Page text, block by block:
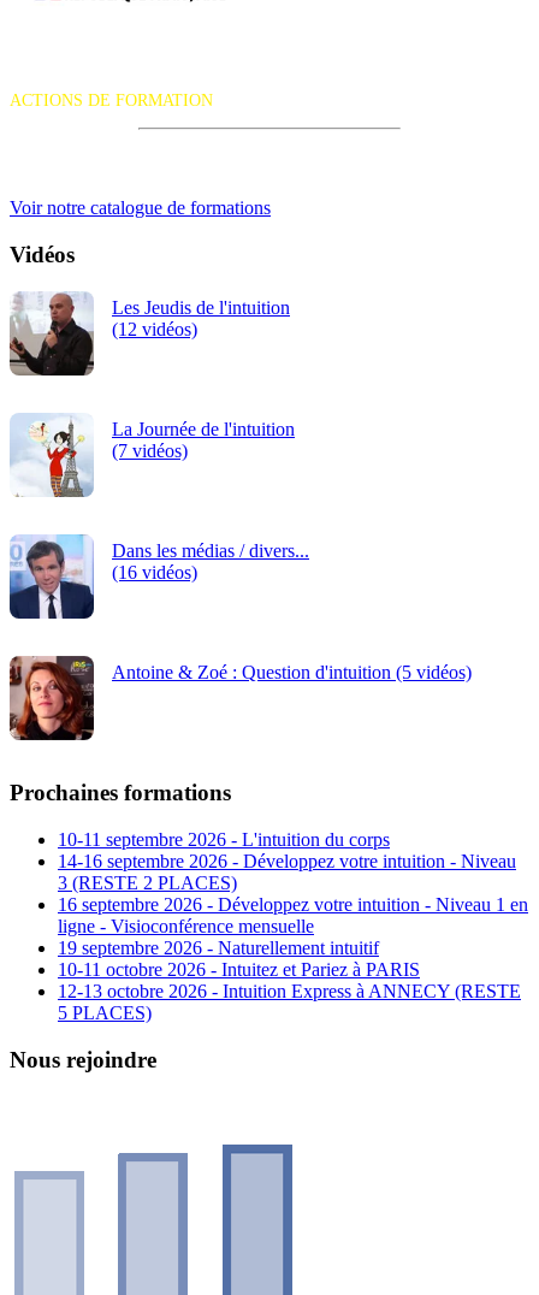
ACTIONS DE FORMATION
Voir notre catalogue de formations
Vidéos
Les Jeudis de l'intuition
(12 vidéos)
La Journée de l'intuition
(7 vidéos)
Dans les médias / divers...
(16 vidéos)
Antoine & Zoé : Question d'intuition (5 vidéos)
Prochaines formations
10-11 septembre 2026 - L'intuition du corps
14-16 septembre 2026 - Développez votre intuition - Niveau
3 (RESTE 2 PLACES)
16 septembre 2026 - Développez votre intuition - Niveau 1 en
ligne - Visioconférence mensuelle
19 septembre 2026 - Naturellement intuitif
10-11 octobre 2026 - Intuitez et Pariez à PARIS
12-13 octobre 2026 - Intuition Express à ANNECY (RESTE
5 PLACES)
Nous rejoindre